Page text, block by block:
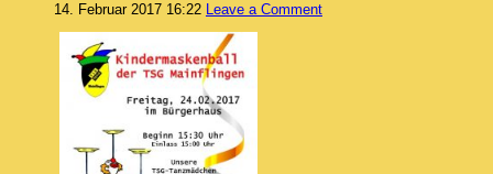
14. Februar 2017 16:22 Leave a Comment